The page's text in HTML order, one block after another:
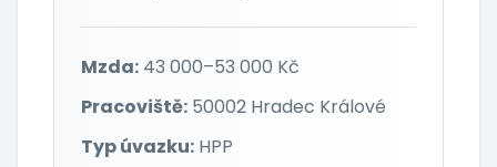
Mzda: 43 000–53 000 Kč
Pracoviště: 50002 Hradec Králové
Typ úvazku: HPP